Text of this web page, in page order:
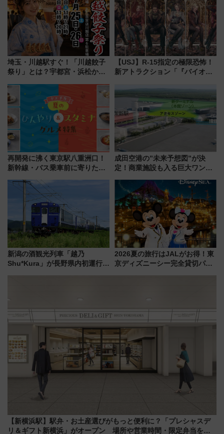
おひさま号」も走る
埼玉・川越駅すぐ！「川越餃子
祭り」とは？宇都宮・浜松から
を食べ比べ【7月25日・26日開
催】
【USJ】R-15指定の極限恐怖！
新アトラクション「『バイオハ
ブ」今秋登場 ―予測不能の恐
怖に泣き叫べ―
再開発に沸く東京駅八重洲口！
新幹線・バス乗車前に寄りたい
やり＆スタミナグルメ」6選【新
店舗も！】
成田空港の”未来予想図”が決
定！商業施設も入る巨大ワンタ
で新型特急が品川･羽田とを結
ぶ！ JR空港駅は2面3線化！
新潟の酒観光列車「越乃
Shu*Kura」が長野県内初運行！
2026夏の旅行はJALがお得！東
京ディズニーシー完全貸切パー
【新横浜駅】駅弁・お土産選びがもっと便利に？「プレシャスデ
リ＆ギフト新横浜」がオープン 場所や営業時間・限定弁当を紹